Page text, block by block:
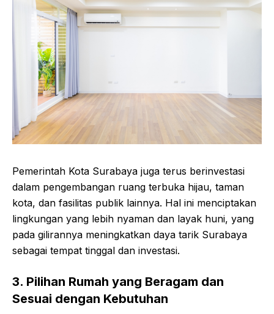
Pemerintah Kota Surabaya juga terus berinvestasi
dalam pengembangan ruang terbuka hijau, taman
kota, dan fasilitas publik lainnya. Hal ini menciptakan
lingkungan yang lebih nyaman dan layak huni, yang
pada gilirannya meningkatkan daya tarik Surabaya
sebagai tempat tinggal dan investasi.
3. Pilihan Rumah yang Beragam dan
Sesuai dengan Kebutuhan